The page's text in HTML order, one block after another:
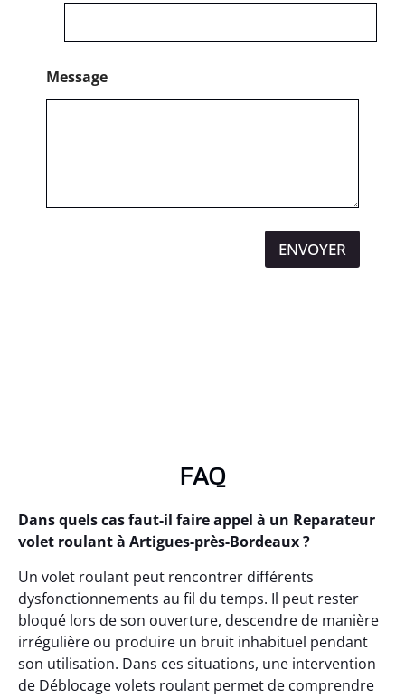
Message
ENVOYER
FAQ
Dans quels cas faut-il faire appel à un Reparateur
volet roulant à Artigues-près-Bordeaux ?
Un volet roulant peut rencontrer différents
dysfonctionnements au fil du temps. Il peut rester
bloqué lors de son ouverture, descendre de manière
irrégulière ou produire un bruit inhabituel pendant
son utilisation. Dans ces situations, une intervention
de Déblocage volets roulant permet de comprendre